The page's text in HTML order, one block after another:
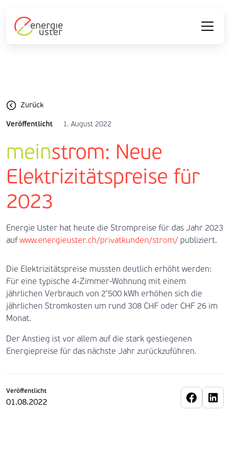
Zurück
Veröffentlicht 1. August 2022
meinstrom: Neue
Elektrizitätspreise für
2023
Energie Uster hat heute die Strompreise für das Jahr 2023
aufwww.energieuster.ch/privatkunden/strom/ publiziert.
Die Elektrizitätspreise mussten deutlich erhöht werden:
Für eine typische 4-Zimmer-Wohnung mit einem
jährlichen Verbrauch von 2’500 kWh erhöhen sich die
jährlichen Stromkosten um rund 308 CHF oder CHF 26 im
Monat.
Der Anstieg ist vor allem auf die stark gestiegenen
Energiepreise für das nächste Jahr zurückzuführen.
Veröffentlicht
01.08.2022